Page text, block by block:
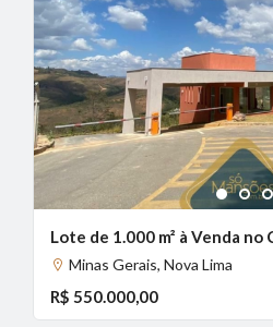
1 2 3
Minas Gerais, Nova Lima
R$ 550.000,00